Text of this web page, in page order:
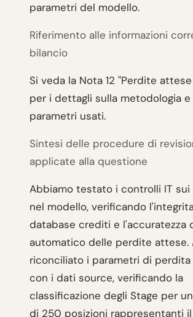
parametri del modello.
Riferimento alle informazioni
bilancio
Si veda la Nota 12 "Perdite
per i dettagli sulla metodologia e
parametri usati.
Sintesi delle procedure di
applicate alla questione
Abbiamo testato i controlli IT
nel modello, verificando
database crediti e l'accuratezza
automatico delle perdite attese.
riconciliato i parametri di
con i dati source, verificando la
classificazione degli Stage per
di 250 posizioni rappresentanti